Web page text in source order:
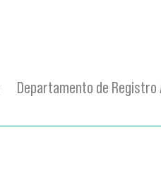
Departamento de